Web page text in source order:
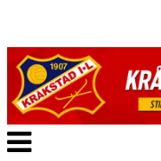
Veksle
navigasjon